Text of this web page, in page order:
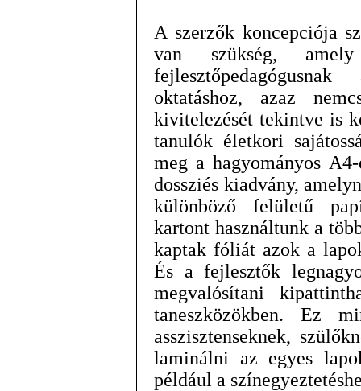
A szerzők koncepciója
van szükség,
oktatáshoz, azaz
kivitelezését tekintve is
tanulók életkori
meg a hagyományos
dossziés kiadvány,
különböző felületű
kartont használtunk a
kaptak fóliát azok a
És a fejlesztők
megvalósítani
taneszközökben. Ez
asszisztenseknek,
laminálni az egyes
például a